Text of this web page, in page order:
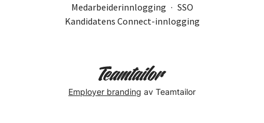
Medarbeiderinnlogging · SSO
Kandidatens Connect-innlogging
Employer branding av Teamtailor